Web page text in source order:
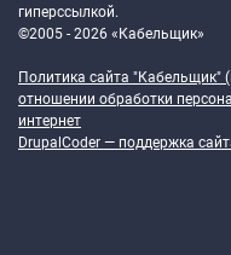
гиперссылкой.
©2005 - 2026 «Кабельщик»
Политика сайта "Кабельщик"
отношении обработки
интернет
DrupalCoder — поддержка